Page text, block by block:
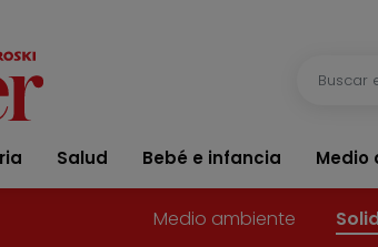
Salud Bebé e infancia Medio
Medio ambiente